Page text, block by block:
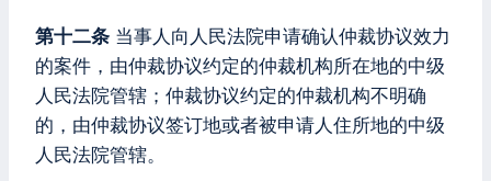
第十二条 当事人向人民法院申请确认仲裁协议效力
的案件，由仲裁协议约定的仲裁机构所在地的中级
人民法院管辖；仲裁协议约定的仲裁机构不明确
的，由仲裁协议签订地或者被申请人住所地的中级
人民法院管辖。